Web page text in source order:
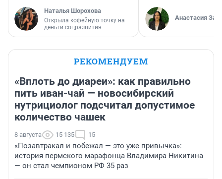
Наталья Шорохова
Открыла кофейную точку на
деньги соцразвития
Анастасия
РЕКОМЕНДУЕМ
«Вплоть до диареи»: как правильно
пить иван-чай — новосибирский
нутрициолог подсчитал допустимое
количество чашек
8 августа 15 135 15
«Позавтракал и побежал — это уже привычка»:
история пермского марафонца Владимира Никитина
— он стал чемпионом РФ 35 раз